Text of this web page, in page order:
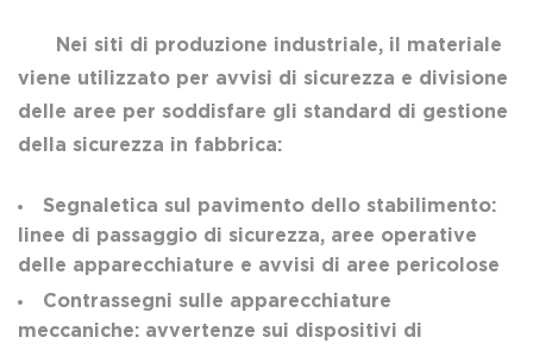
Nei siti di produzione industriale, il materiale
viene utilizzato per avvisi di sicurezza e divisione
delle aree per soddisfare gli standard di gestione
della sicurezza in fabbrica:
Segnaletica sul pavimento dello stabilimento:
linee di passaggio di sicurezza, aree operative
delle apparecchiature e avvisi di aree pericolose
Contrassegni sulle apparecchiature
meccaniche: avvertenze sui dispositivi di